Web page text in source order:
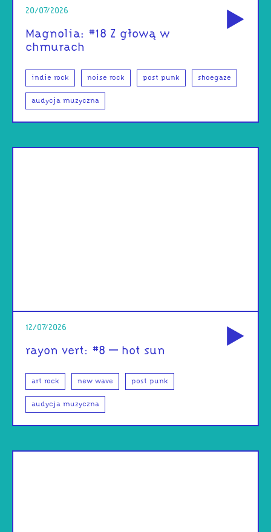
20/07/2026
Magnolia: #18 Z głową w
chmurach
indie rock noise rock post punk shoegaze
audycja muzyczna
12/07/2026
rayon vert: #8 – hot sun
art rock new wave post punk
audycja muzyczna